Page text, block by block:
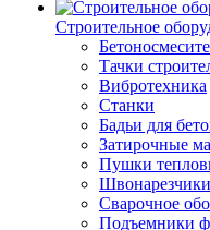
Строительное
Тачки
Вибротехника
Станки
Бадьи для
Затирочные
Пушки
Швонарезчики
Сварочное
Подъемники